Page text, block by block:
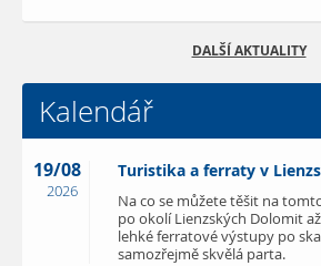
DALŠÍ AKTUALITY
Kalendář
19/08
2026
Turistika a ferraty v
Na co se můžete těšit na
po okolí Lienzských Dolomit
lehké ferratové výstupy po
samozřejmě skvělá parta.